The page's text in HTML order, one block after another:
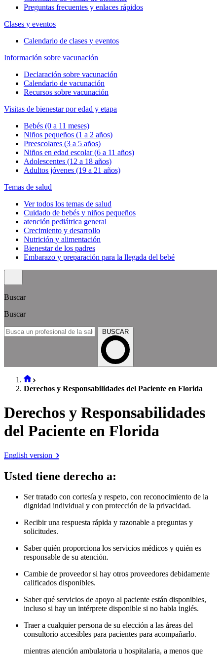
Preguntas frecuentes y enlaces rápidos
Clases y eventos
Calendario de clases y eventos
Información sobre vacunación
Declaración sobre vacunación
Calendario de vacunación
Recursos sobre vacunación
Visitas de bienestar por edad y etapa
Bebés (0 a 11 meses)
Niños pequeños (1 a 2 años)
Preescolares (3 a 5 años)
Niños en edad escolar (6 a 11 años)
Adolescentes (12 a 18 años)
Adultos jóvenes (19 a 21 años)
Temas de salud
Ver todos los temas de salud
Cuidado de bebés y niños pequeños
atención pediátrica general
Crecimiento y desarrollo
Nutrición y alimentación
Bienestar de los padres
Embarazo y preparación para la llegada del bebé
Buscar
Buscar
BUSCAR
Derechos y Responsabilidades del Paciente en Florida
Derechos y Responsabilidades
del Paciente en Florida
English version
Usted tiene derecho a:
Ser tratado con cortesía y respeto, con reconocimiento de la
dignidad individual y con protección de la privacidad.
Recibir una respuesta rápida y razonable a preguntas y
solicitudes.
Saber quién proporciona los servicios médicos y quién es
responsable de su atención.
Cambie de proveedor si hay otros proveedores debidamente
calificados disponibles.
Saber qué servicios de apoyo al paciente están disponibles,
incluso si hay un intérprete disponible si no habla inglés.
Traer a cualquier persona de su elección a las áreas del
consultorio accesibles para pacientes para acompañarlo.
mientras atención ambulatoria u hospitalaria, a menos que